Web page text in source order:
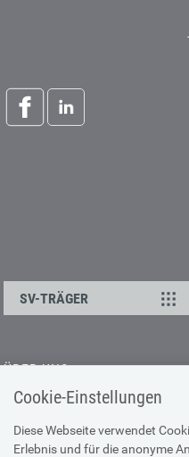
Cookie-Einstellungen
Diese Webseite verwendet
Erlebnis und für die anonyme
SV-TRÄGER
ÜBER UNS
Kontakt
Offene Stellen
Presse